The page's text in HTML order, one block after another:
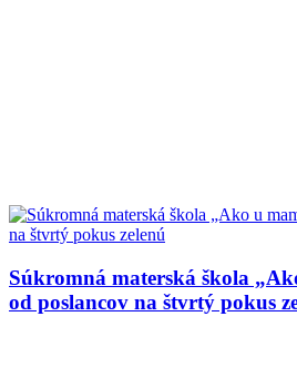
Súkromná materská škola
od poslancov na štvrtý pokus